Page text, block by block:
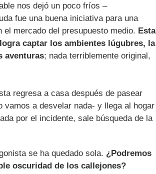
nos dejó un poco fríos –
fue una buena iniciativa para una
mercado del presupuesto medio. Esta
logra captar los ambientes lúgubres, la
aventuras; nada terriblemente original,
regresa a casa después de pasear
vamos a desvelar nada- y llega al hogar
por el incidente, sale búsqueda de la
se ha quedado sola. ¿Podremos
oscuridad de los callejones?